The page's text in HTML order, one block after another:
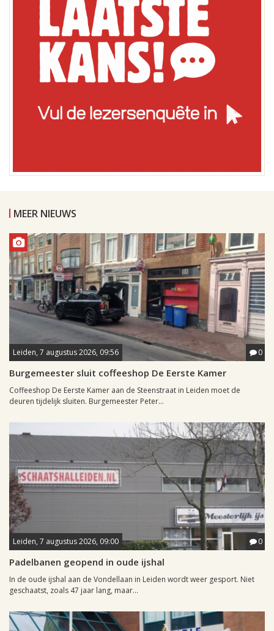
MEER NIEUWS
Leiden, 7 augustus 2026, 09:56 0
Burgemeester sluit coffeeshop De Eerste Kamer
Coffeeshop De Eerste Kamer aan de Steenstraat in Leiden moet de
deuren tijdelijk sluiten. Burgemeester Peter...
Leiden, 7 augustus 2026, 09:00 0
Padelbanen geopend in oude ijshal
In de oude ijshal aan de Vondellaan in Leiden wordt weer gesport. Niet
geschaatst, zoals 47 jaar lang, maar...